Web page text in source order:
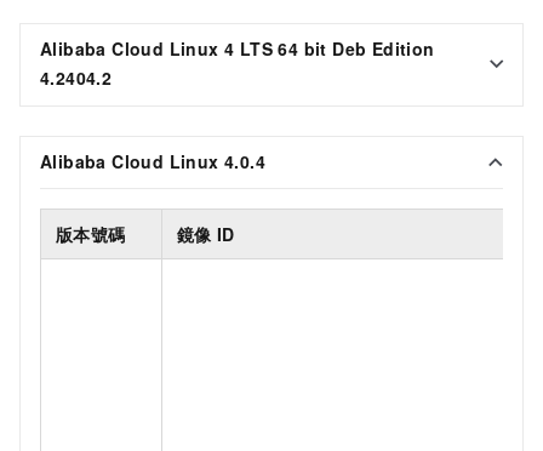
Alibaba Cloud Linux 4 LTS 64 bit Deb Edition
4.2404.2
Alibaba Cloud Linux 4.0.4
版本號碼 鏡像 ID